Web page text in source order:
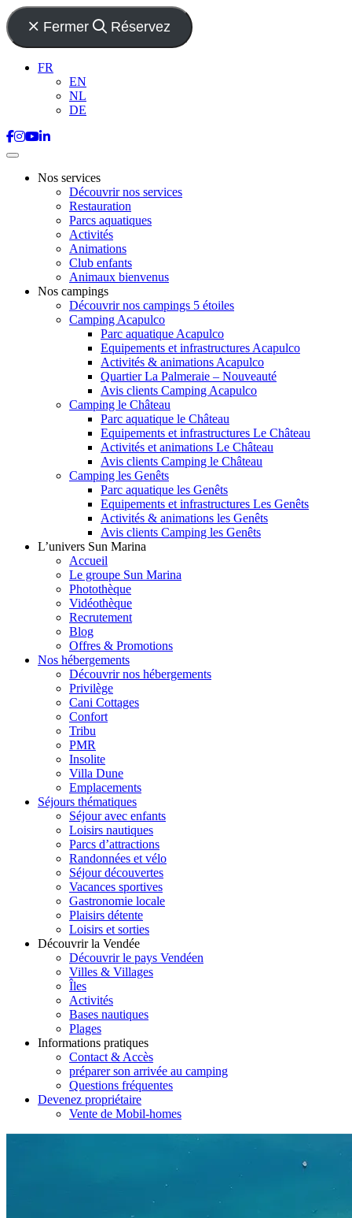
Fermer Réservez
FR
EN
NL
DE
Nos services
Découvrir nos services
Restauration
Parcs aquatiques
Activités
Animations
Club enfants
Animaux bienvenus
Nos campings
Découvrir nos campings 5 étoiles
Camping Acapulco
Parc aquatique Acapulco
Equipements et infrastructures Acapulco
Activités & animations Acapulco
Quartier La Palmeraie – Nouveauté
Avis clients Camping Acapulco
Camping le Château
Parc aquatique le Château
Equipements et infrastructures Le Château
Activités et animations Le Château
Avis clients Camping le Château
Camping les Genêts
Parc aquatique les Genêts
Equipements et infrastructures Les Genêts
Activités & animations les Genêts
Avis clients Camping les Genêts
L’univers Sun Marina
Accueil
Le groupe Sun Marina
Photothèque
Vidéothèque
Recrutement
Blog
Offres & Promotions
Nos hébergements
Découvrir nos hébergements
Privilège
Cani Cottages
Confort
Tribu
PMR
Insolite
Villa Dune
Emplacements
Séjours thématiques
Séjour avec enfants
Loisirs nautiques
Parcs d’attractions
Randonnées et vélo
Séjour découvertes
Vacances sportives
Gastronomie locale
Plaisirs détente
Loisirs et sorties
Découvrir la Vendée
Découvrir le pays Vendéen
Villes & Villages
Îles
Activités
Bases nautiques
Plages
Informations pratiques
Contact & Accès
préparer son arrivée au camping
Questions fréquentes
Devenez propriétaire
Vente de Mobil-homes